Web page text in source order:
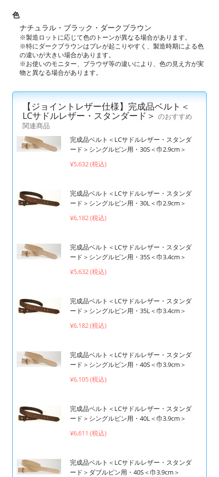
色
ナチュラル・ブラック・ダークブラウン
※製造ロットに応じて色のトーンが異なる場合があります。
※特にダークブラウンはブレが起こりやすく、製造時期による色
の違いが大きい場合があります。
※お使いのモニター、ブラウザ等の違いにより、色の見え方が実
物と異なる場合があります。
【ジョイントレザー仕様】完成品ベルト＜
LCサドルレザー・スタンダード＞ のおすすめ
関連商品
完成品ベルト＜LCサドルレザー・スタンダ
ード＞シングルピン用・30S＜巾2.9cm＞
¥5,632 (税込)
完成品ベルト＜LCサドルレザー・スタンダ
ード＞シングルピン用・30L＜巾2.9cm＞
¥6,182 (税込)
完成品ベルト＜LCサドルレザー・スタンダ
ード＞シングルピン用・35S＜巾3.4cm＞
¥5,632 (税込)
完成品ベルト＜LCサドルレザー・スタンダ
ード＞シングルピン用・35L＜巾3.4cm＞
¥6,182 (税込)
完成品ベルト＜LCサドルレザー・スタンダ
ード＞シングルピン用・40S＜巾3.9cm＞
¥6,105 (税込)
完成品ベルト＜LCサドルレザー・スタンダ
ード＞シングルピン用・40L＜巾3.9cm＞
¥6,611 (税込)
完成品ベルト＜LCサドルレザー・スタンダ
ード＞ダブルピン用・40S＜巾3.9cm＞